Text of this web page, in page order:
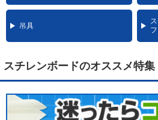
吊具
スチレンボードのオススメ特集